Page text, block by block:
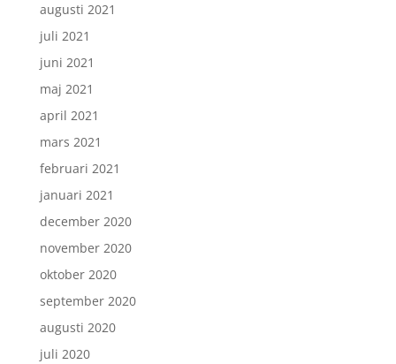
augusti 2021
juli 2021
juni 2021
maj 2021
april 2021
mars 2021
februari 2021
januari 2021
december 2020
november 2020
oktober 2020
september 2020
augusti 2020
juli 2020